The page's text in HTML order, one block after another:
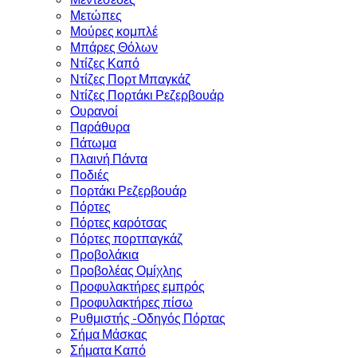
Μετώπες
Μούρες κομπλέ
Μπάρες Θόλων
Ντίζες Καπό
Ντίζες Πορτ Μπαγκάζ
Ντίζες Πορτάκι Ρεζερβουάρ
Ουρανοί
Παράθυρα
Πάτωμα
Πλαινή Πάντα
Ποδιές
Πορτάκι Ρεζερβουάρ
Πόρτες
Πόρτες καρότσας
Πόρτες πορτπαγκάζ
Προβολάκια
Προβολέας Ομίχλης
Προφυλακτήρες εμπρός
Προφυλακτήρες πίσω
Ρυθμιστής -Οδηγός Πόρτας
Σήμα Μάσκας
Σήματα Καπό